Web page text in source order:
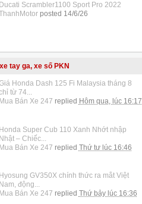
Ducati Scrambler1100 Sport Pro 2022
posted 14/6/26
tay ga, xe số PKN
Honda Dash 125 Fi Malaysia tháng 8
từ 74...
Mua Bán Xe 247 replied Hôm qua, lúc 16:17
Honda Super Cub 110 Xanh Nhớt nhập
Nhật – Chiếc...
Mua Bán Xe 247 replied Thứ tư lúc 16:46
Hyosung GV350X chính thức ra mắt Việt
Nam, động...
Mua Bán Xe 247 replied Thứ bảy lúc 16:36